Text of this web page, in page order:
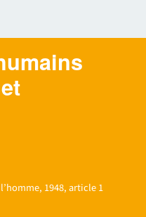
1948, article 1